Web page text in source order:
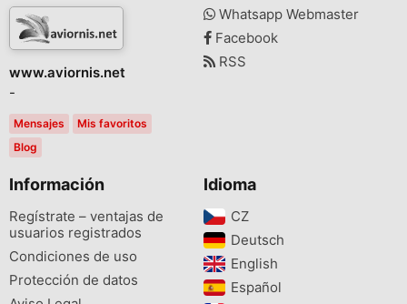
www.aviornis.net
-
Mensajes
Mis favoritos
Blog
Whatsapp Webmaster
Facebook
RSS
Información
Regístrate – ventajas de
usuarios registrados
Condiciones de uso
Protección de datos
Idioma
CZ‎
Deutsch‎
English‎
Español‎